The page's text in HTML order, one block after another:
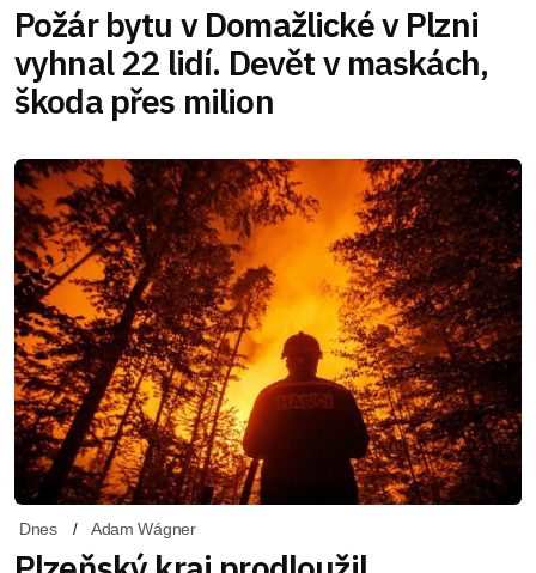
Požár bytu v Domažlické v Plzni
vyhnal 22 lidí. Devět v maskách,
škoda přes milion
Dnes Adam Wágner